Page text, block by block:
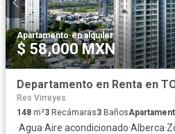
Apartamento·en alquiler
$ 58,000 MXN
Res Virreyes
148 m²3 Recámaras3 Baños
·Agua·Aire acondicionado·Alberca·